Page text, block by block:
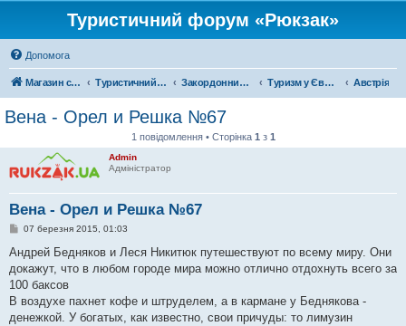
Туристичний форум «Рюкзак»
Допомога
Магазин спорядження Туристичний форум «Рюкзак» Закордонний туризм Туризм у Європі Австрія
Вена - Орел и Решка №67
1 повідомлення • Сторінка 1 з 1
Admin
Адміністратор
Вена - Орел и Решка №67
П
в
д
о
л
е
07 березня 2015, 01:03
Андрей Бедняков и Леся Никитюк путешествуют по всему миру. Они
докажут, что в любом городе мира можно отлично отдохнуть всего за
100 баксов
В воздухе пахнет кофе и штруделем, а в кармане у Беднякова -
денежкой. У богатых, как известно, свои причуды: то лимузин